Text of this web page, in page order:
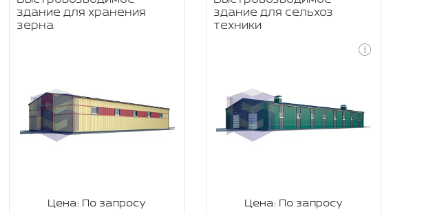
здание для хранения
зерна
Цена: По запросу
здание для сельхоз
техники
Цена: По запросу